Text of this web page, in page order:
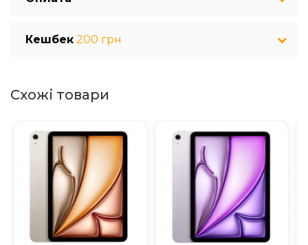
Кешбек 200 грн
Схожі товари